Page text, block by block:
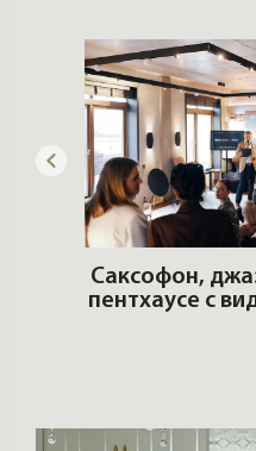
Саксофон,
пентхаусе с